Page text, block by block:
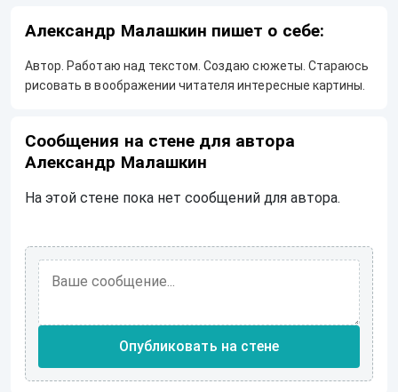
Александр Малашкин пишет о себе:
Автор. Работаю над текстом. Создаю сюжеты. Стараюсь
рисовать в воображении читателя интересные картины.
Сообщения на стене для автора
Александр Малашкин
На этой стене пока нет сообщений для автора.
Опубликовать на стене